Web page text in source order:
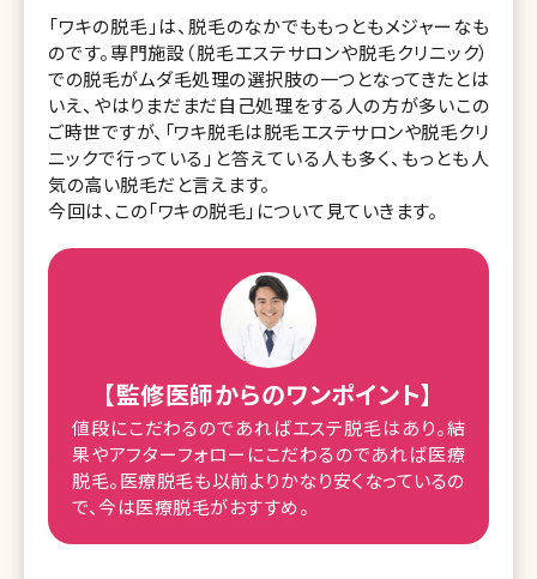
「ワキの脱毛」は、脱毛のなかでももっともメジャーなも
のです。専門施設（脱毛エステサロンや脱毛クリニック）
での脱毛がムダ毛処理の選択肢の一つとなってきたとは
いえ、やはりまだまだ自己処理をする人の方が多いこの
ご時世ですが、「ワキ脱毛は脱毛エステサロンや脱毛クリ
ニックで行っている」と答えている人も多く、もっとも人
気の高い脱毛だと言えます。
今回は、この「ワキの脱毛」について見ていきます。
【監修医師からのワンポイント】
値段にこだわるのであればエステ脱毛はあり。結
果やアフターフォローにこだわるのであれば医療
脱毛。医療脱毛も以前よりかなり安くなっているの
で、今は医療脱毛がおすすめ。